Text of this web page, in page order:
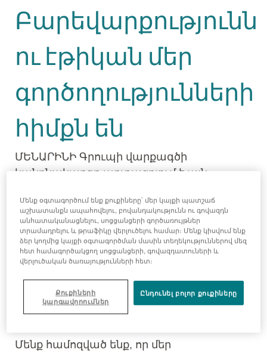
Բարեվարքությունն
ու էթիկան մեր
գործողությունների
հիմքն են
ՄԵՆԱՐԻՆԻ Գրուպի վարքագծի
կանոնակարգը արտացոլում է այն
Գրուպին իր աշխատանքում: ՄԵՆԱՐԻՆԻԻ
կամ ուղղակի կամ անուղղակի դուստր
ձեռնարկության շահերից ելնելով գործելու
մտադրությունը ոչ մի կերպ չի կարող
Վարքագծի կանոնակարգում
պարունակվող սկզբունքներին:
Մենք համոզված ենք, որ մեր
Մենք օգտագործում ենք քուքիները՝ մեր կայքի պատշաճ
աշխատանքն ապահովելու, բովանդակությունն ու գովազդն
անհատականացնելու, սոցցանցերի գործառույթներ
տրամադրելու և թրաֆիկը վերլուծելու համար։ Մենք կիսվում ենք
ձեր կողմից կայքի օգտագործման մասին տեղեկություններով մեզ
հետ համագործակցող սոցցանցերի, գովազդատուների և
վերլուծական ծառայությունների հետ։
Քուքիների
կարգավորումներ
Ընդունել բոլոր քուքիները